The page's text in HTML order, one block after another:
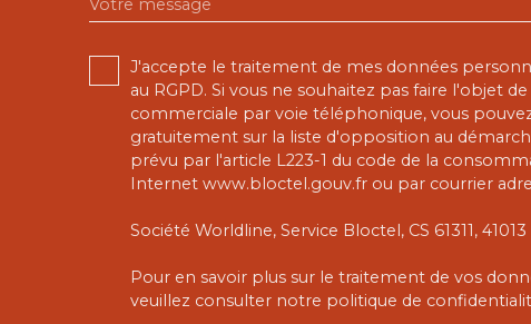
Votre message
J'accepte le traitement de mes données
au RGPD. Si vous ne souhaitez pas faire l'objet
commerciale par voie téléphonique, vous
gratuitement sur la liste d'opposition au
prévu par l'article L223-1 du code de la
Internet www.bloctel.gouv.fr ou par courrier
Société Worldline, Service Bloctel, CS 61311, 41013
Pour en savoir plus sur le traitement de vos
veuillez consulter notre politique de